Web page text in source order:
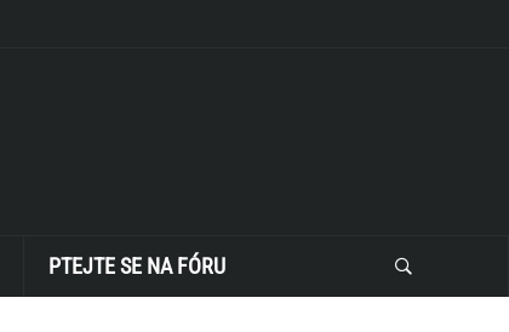
PTEJTE SE NA FÓRU